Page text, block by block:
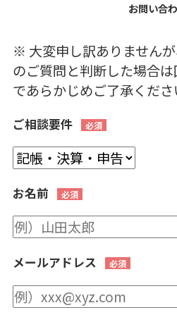
お問い合
※ 大変申し訳ありません
のご質問と判断した場合
であらかじめご了承くださ
ご相談要件
お名前
メールアドレス